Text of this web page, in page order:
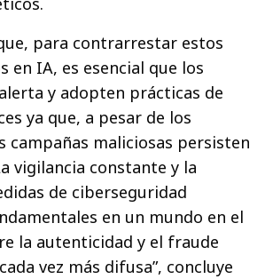
para contrarrestar estos
en IA, es esencial que los
y adopten prácticas de
ya que, a pesar de los
campañas maliciosas persisten
vigilancia constante y la
de ciberseguridad
en un mundo en el
la autenticidad y el fraude
vez más difusa”, concluye